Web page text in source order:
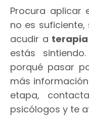
Procura aplicar
no es
acudir a terapia
estás
porqué pasar
más
etapa,
psicólogos y te